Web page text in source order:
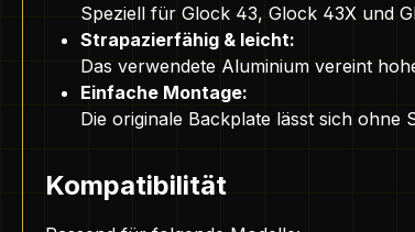
Speziell für Glock 43, Glock 43X und
Strapazierfähig & leicht:
Das verwendete Aluminium vereint
Einfache Montage:
Die originale Backplate lässt sich ohne
Kompatibilität